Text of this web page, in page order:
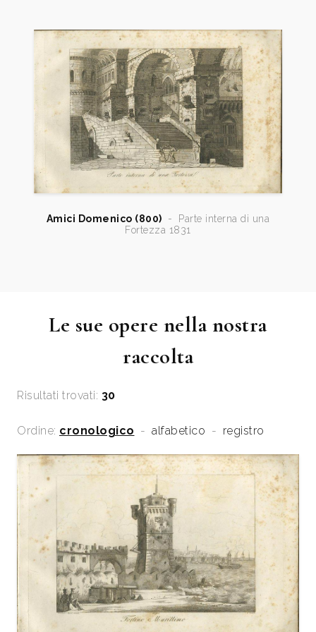
fontane e chiostri di Roma, disegnate dal vero ed
incise da Domenico Amici, in Roma, presso l’Autore.
Luigi Servolini, Dizionario Illustrato degli incisori
italiani moderni e contemporanei, Milano, Gorlich, p.
12;
Amici Domenico (800) -
Parte interna di una
Fortezza 1831
Le sue opere nella nostra
raccolta
Risultati trovati: 30
Ordine: cronologico - alfabetico - registro